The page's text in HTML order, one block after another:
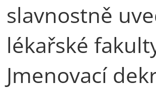
slavnostně
lékařské
Jmenovací